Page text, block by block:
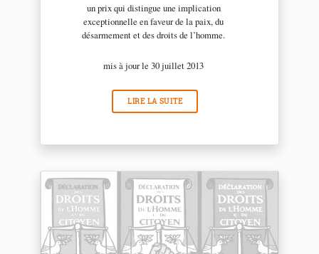
un prix qui distingue une implication
exceptionnelle en faveur de la paix, du
désarmement et des droits de l’homme.
mis à jour le 30 juillet 2013
LIRE LA SUITE